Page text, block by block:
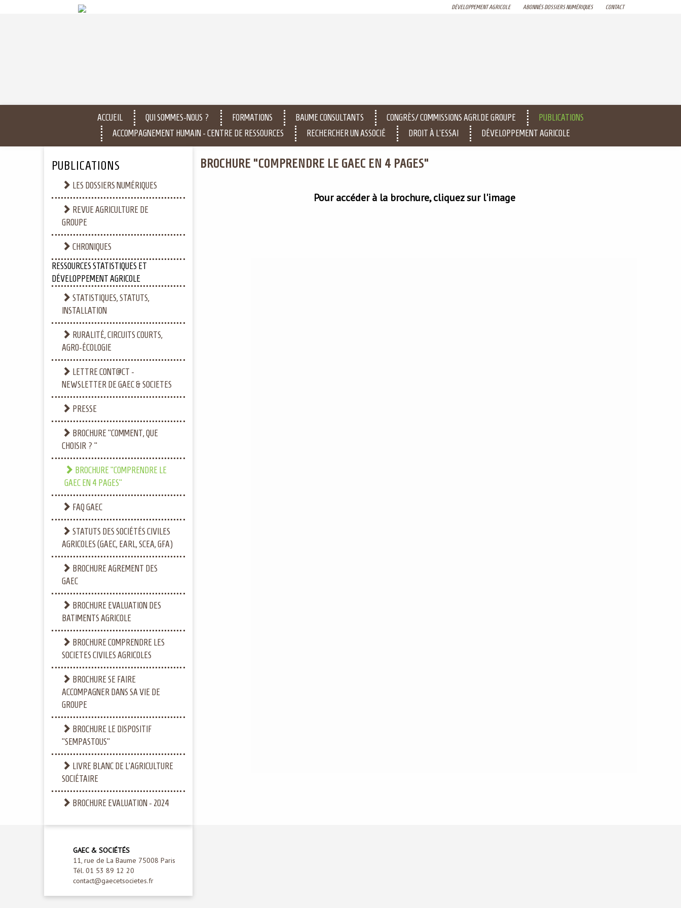
CONTACT
ABONNÉS DOSSIERS NUMÉRIQUES
DÉVELOPPEMENT AGRICOLE
ACCUEIL QUI SOMMES-NOUS ? FORMATIONS BAUME CONSULTANTS CONGRÈS/ COMMISSIONS AGRI.DE GROUPE
PUBLICATIONS
ACCOMPAGNEMENT HUMAIN - CENTRE DE RESSOURCES
RECHERCHER UN ASSOCIÉ DROIT À L'ESSAI DÉVELOPPEMENT AGRICOLE
PUBLICATIONS
LES DOSSIERS NUMÉRIQUES
REVUE AGRICULTURE DE
GROUPE
CHRONIQUES
RESSOURCES STATISTIQUES ET
DÉVELOPPEMENT AGRICOLE
STATISTIQUES, STATUTS,
INSTALLATION
RURALITÉ, CIRCUITS COURTS,
AGRO-ÉCOLOGIE
LETTRE CONT@CT -
NEWSLETTER DE GAEC & SOCIETES
PRESSE
BROCHURE "COMMENT, QUE
CHOISIR ? "
BROCHURE "COMPRENDRE LE
GAEC EN 4 PAGES"
FAQ GAEC
STATUTS DES SOCIÉTÉS CIVILES
AGRICOLES (GAEC, EARL, SCEA, GFA)
BROCHURE AGREMENT DES
GAEC
BROCHURE EVALUATION DES
BATIMENTS AGRICOLE
BROCHURE COMPRENDRE LES
SOCIETES CIVILES AGRICOLES
BROCHURE SE FAIRE
ACCOMPAGNER DANS SA VIE DE
GROUPE
BROCHURE LE DISPOSITIF
"SEMPASTOUS"
LIVRE BLANC DE L'AGRICULTURE
SOCIÉTAIRE
BROCHURE EVALUATION - 2024
BROCHURE "COMPRENDRE LE GAEC EN 4 PAGES"
Pour accéder à la brochure, cliquez sur l'image
GAEC & SOCIÉTÉS
11, rue de La Baume 75008 Paris
Tél. 01 53 89 12 20
contact@gaecetsocietes.fr